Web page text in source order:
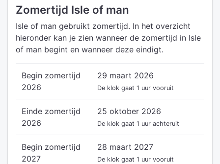
Zomertijd Isle of man
Isle of man gebruikt zomertijd. In het overzicht
hieronder kan je zien wanneer de zomertijd in Isle
of man begint en wanneer deze eindigt.
Begin zomertijd
2026
29 maart 2026
De klok gaat 1 uur vooruit
Einde zomertijd
2026
25 oktober 2026
De klok gaat 1 uur achteruit
Begin zomertijd
2027
28 maart 2027
De klok gaat 1 uur vooruit